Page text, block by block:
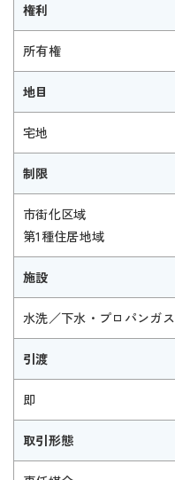
権利
所有権
地目
宅地
制限
市街化区域
第1種住居地域
施設
水洗／下水・プロパンガス
引渡
即
取引形態